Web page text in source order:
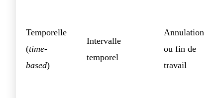
Temporelle
(time-
based)
Intervalle
temporel
Annulation
ou fin de
travail